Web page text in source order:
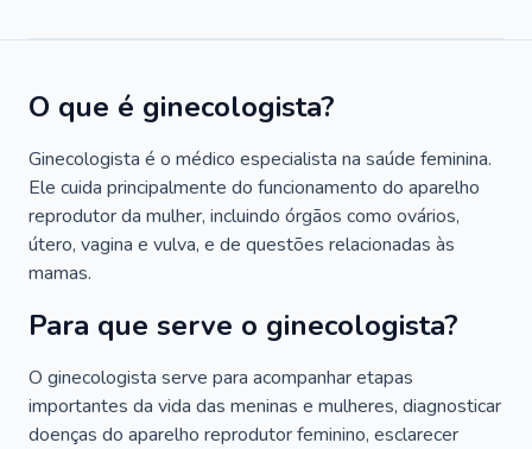
O que é ginecologista?
Ginecologista é o médico especialista na saúde feminina.
Ele cuida principalmente do funcionamento do aparelho
reprodutor da mulher, incluindo órgãos como ovários,
útero, vagina e vulva, e de questões relacionadas às
mamas.
Para que serve o ginecologista?
O ginecologista serve para acompanhar etapas
importantes da vida das meninas e mulheres, diagnosticar
doenças do aparelho reprodutor feminino, esclarecer